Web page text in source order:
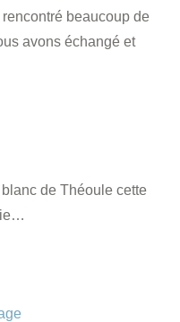
beaucoup de
avons échangé et
de Théoule cette